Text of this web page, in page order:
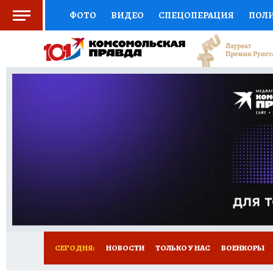
ФОТО ВИДЕО СПЕЦОПЕРАЦИЯ
СОЦПОДДЕРЖКА НАУКА СПОРТ
ВЫБОР ЭКСПЕРТОВ ДОКТОР
ПРОГНОЗЫ НА СПОРТ
НОВОЕ
СЕГОДНЯ: НОВОСТИ ТОЛЬКО У НАС ВОЕНКОРЫ